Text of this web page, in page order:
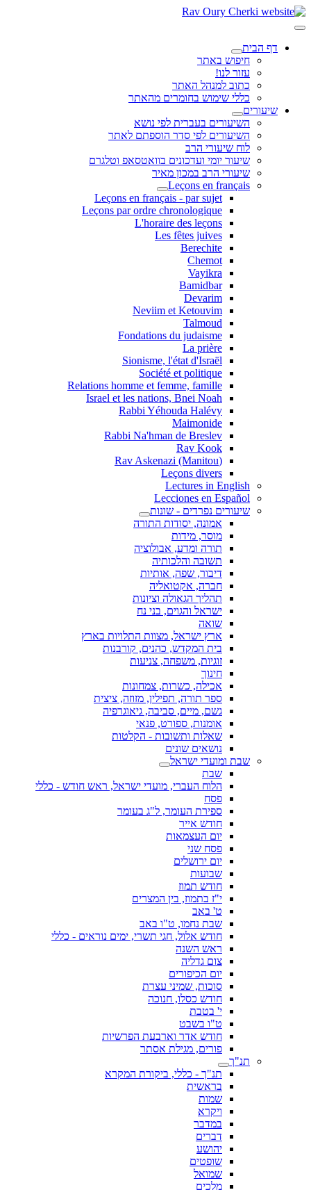
דף הבית
חיפוש באתר
עזור לנו!
כתוב למנהל האתר
כללי שימוש בחומרים מהאתר
שיעורים
השיעורים בעברית לפי נושא
השיעורים לפי סדר הוספתם לאתר
לוח שיעורי הרב
שיעור יומי ועדכונים בוואטסאפ וטלגרם
שיעורי הרב במכון מאיר
Leçons en français
Leçons en français - par sujet
Leçons par ordre chronologique
L'horaire des leçons
Les fêtes juives
Berechite
Chemot
Vayikra
Bamidbar
Devarim
Neviim et Ketouvim
Talmoud
Fondations du judaisme
La prière
Sionisme, l'état d'Israël
Société et politique
Relations homme et femme, famille
Israel et les nations, Bnei Noah
Rabbi Yéhouda Halévy
Maimonide
Rabbi Na'hman de Breslev
Rav Kook
(Rav Askenazi (Manitou
Leçons divers
Lectures in English
Lecciones en Español
שיעורים נפרדים - שונות
אמונה, יסודות התורה
מוסר, מידות
תורה ומדע, אבולוציה
תשובה והלכותיה
דיבור, שפה, אותיות
חברה, אקטואליה
תהליך הגאולה וציונות
ישראל והגוים, בני נח
שואה
ארץ ישראל, מצוות התלויות בארץ
בית המקדש, כהנים, קורבנות
זוגיות, משפחה, צניעות
חינוך
אכילה, כשרות, צמחונות
ספר תורה, תפילין, מזוזה, ציצית
גשם, מיים, סביבה, גיאוגרפיה
אומנות, ספורט, פנאי
שאלות ותשובות - הקלטות
נושאים שונים
שבת ומועדי ישראל
שבת
הלוח העברי, מועדי ישראל, ראש חודש - כללי
פסח
ספירת העומר, ל"ג בעומר
חודש אייר
יום העצמאות
פסח שני
יום ירושלים
שבועות
חודש תמוז
י"ז בתמוז, בין המצרים
ט' באב
שבת נחמו, ט"ו באב
חודש אלול, חגי תשרי, ימים נוראים - כללי
ראש השנה
צום גדליה
יום הכיפורים
סוכות, שמיני עצרת
חודש כסלו, חנוכה
י' בטבת
ט"ו בשבט
חודש אדר וארבעת הפרשיות
פורים, מגילת אסתר
תנ"ך
תנ"ך - כללי, ביקורת המקרא
בראשית
שמות
ויקרא
במדבר
דברים
יהושע
שופטים
שמואל
מלכים